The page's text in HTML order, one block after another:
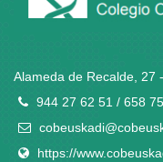
Alameda de Recalde, 27
944 27 62 51 / 658
https://